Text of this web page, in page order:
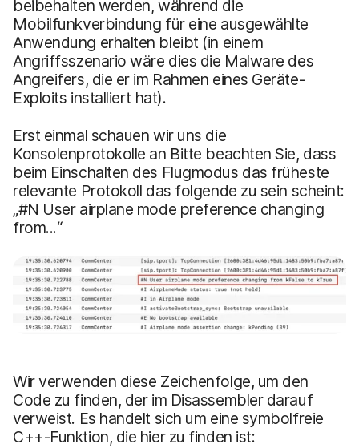
beibehalten werden, während die
Mobilfunkverbindung für eine ausgewählte
Anwendung erhalten bleibt (in einem
Angriffsszenario wäre dies die Malware des
Angreifers, die er im Rahmen eines Geräte-
Exploits installiert hat).
Erst einmal schauen wir uns die
Konsolenprotokolle an Bitte beachten Sie, dass
beim Einschalten des Flugmodus das früheste
relevante Protokoll das folgende zu sein scheint:
„#N User airplane mode preference changing
from...“
Wir verwenden diese Zeichenfolge, um den
Code zu finden, der im Disassembler darauf
verweist. Es handelt sich um eine symbolfreie
C++-Funktion, die hier zu finden ist: